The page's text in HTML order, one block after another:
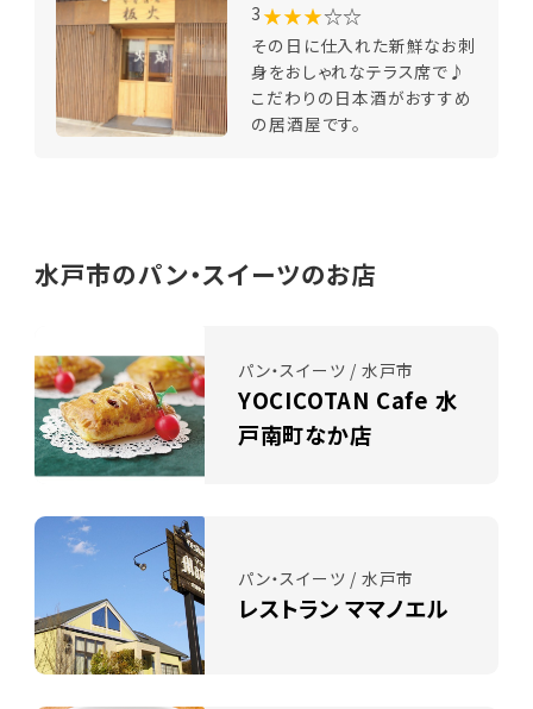
3 ★★★☆☆
その日に仕入れた新鮮なお刺
身をおしゃれなテラス席で♪
こだわりの日本酒がおすすめ
の居酒屋です。
水戸市のパン・スイーツのお店
パン・スイーツ / 水戸市
YOCICOTAN Cafe 水
戸南町なか店
パン・スイーツ / 水戸市
レストラン ママノエル